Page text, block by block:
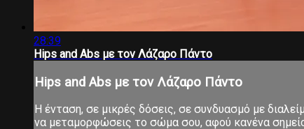
28:39
Hips and Abs με τον Λάζαρο Πάντο
Hips and Abs με τον Λάζαρο Πάντο
Η ένταση, σε μικρές δόσεις, σε συνδυασμό με
να μεταμορφώσεις το σώμα σου, αφού κανένα